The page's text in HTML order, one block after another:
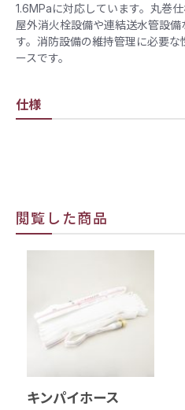
1.6MPaに対応しています。丸巻
屋外消火栓設備や連結送水管設
す。消防設備の維持管理に必要
ースです。
仕様
閲覧した商品
キンパイホース